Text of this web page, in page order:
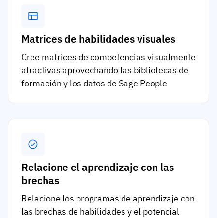
Matrices de habilidades visuales
Cree matrices de competencias visualmente
atractivas aprovechando las bibliotecas de
formación y los datos de Sage People
Relacione el aprendizaje con las
brechas
Relacione los programas de aprendizaje con
las brechas de habilidades y el potencial